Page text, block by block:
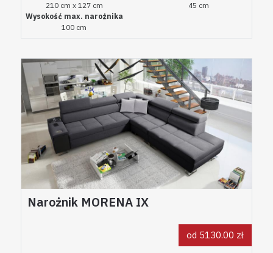
210 cm x 127 cm
45 cm
Wysokość max. narożnika
100 cm
Narożnik MORENA IX
od 5130.00 zł